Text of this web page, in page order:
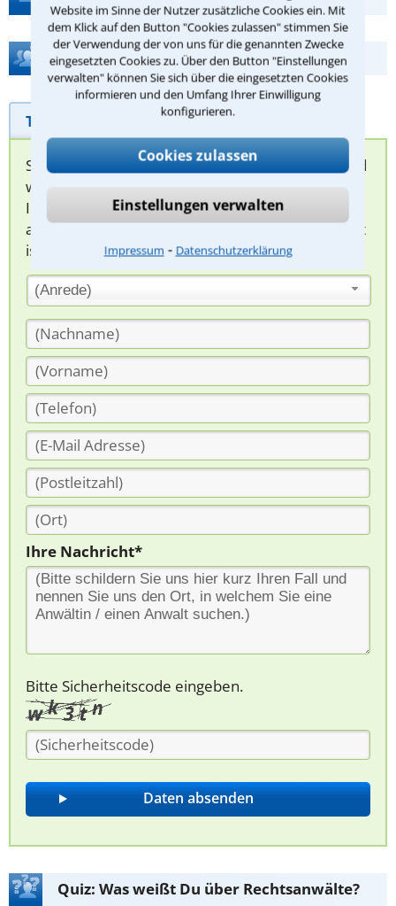
Website im Sinne der Nutzer zusätzliche Cookies ein. Mit
dem Klick auf den Button "Cookies zulassen" stimmen Sie
der Verwendung der von uns für die genannten Zwecke
eingesetzten Cookies zu. Über den Button "Einstellungen
verwalten" können Sie sich über die eingesetzten Cookies
informieren und den Umfang Ihrer Einwilligung
konfigurieren.
Cookies zulassen
Einstellungen verwalten
Impressum ⁃ Datenschutzerklärung
Hilfe bei Ihrer Anwaltsuche?
Telefonhilfe Beratungsanfrage
Sie können hier Ihren Fall schildern. Anschließend
werden sich spezialisierte Rechtsanwälte bei
Ihnen melden, um das weitere Vorgehen
abzuklären. Die Rückmeldung durch einen Anwalt
ist für Sie kostenlos.
(Anrede)
Ihre Nachricht*
Bitte Sicherheitscode eingeben.
Quiz: Was weißt Du über Rechtsanwälte?